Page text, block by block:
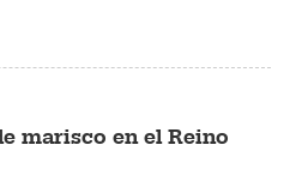
marisco en el Reino